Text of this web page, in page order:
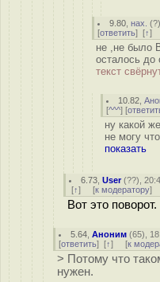
9.80 ,нах. (?
[ответить] [↑]
не ,не было
осталось
текст
10.82 ,
[^^^] [
ну какой
не могу
показать
6.73 ,User(??),
[↑] [к модератору]
Вот это поворот.
5.64 ,Аноним (65),
[ответить] [↑] [к
> Потому что
нужен.